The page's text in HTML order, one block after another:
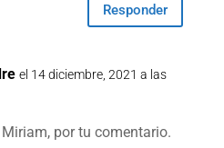
Responder
el 14 diciembre, 2021 a las
por tu comentario.